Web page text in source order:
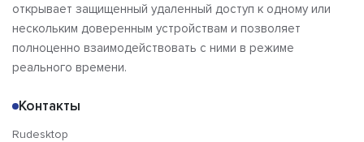
открывает защищенный удаленный доступ к одному или
нескольким доверенным устройствам и позволяет
полноценно взаимодействовать с ними в режиме
реального времени.
Контакты
Rudesktop